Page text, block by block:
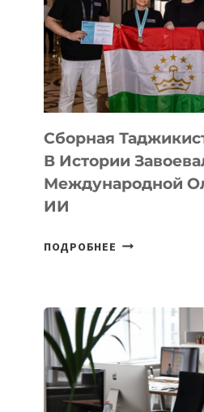
АРТ-
ФИЛЬМ
TENGRIDA:
CYBER
STEPPE
Сборная
В Истории
Международной
ИИ
ПОДРОБНЕЕ СБОРНАЯ
ИСТОРИИ
ЗАВОЕВАЛА
МЕДАЛЬ
НА